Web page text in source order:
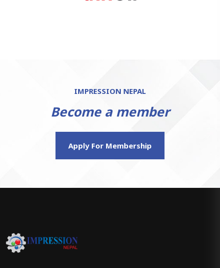
IMPRESSION NEPAL
Become a member
Apply For Membership